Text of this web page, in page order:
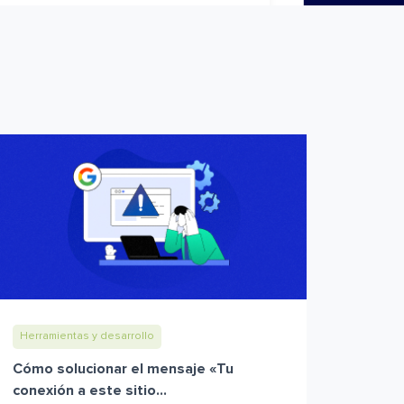
Herramientas y desarrollo
Cómo solucionar el mensaje «Tu
conexión a este sitio...